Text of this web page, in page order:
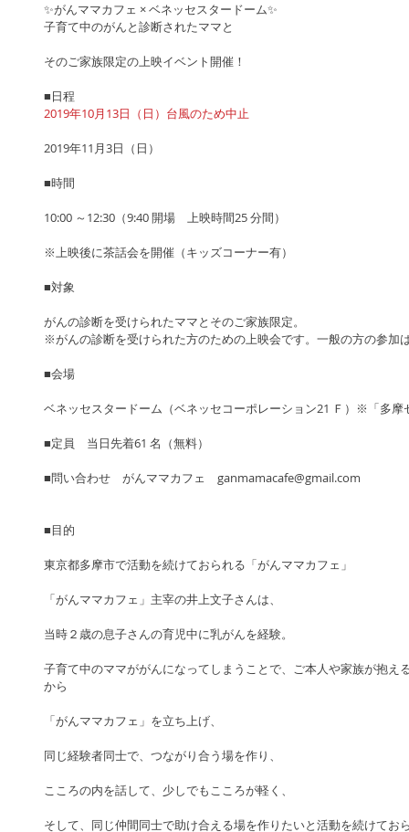
✨がんママカフェ × ベネッセスタードーム✨
子育て中のがんと診断されたママと
そのご家族限定の上映イベント開催！
■日程
2019年10月13日（日）台風のため中止
2019年11月3日（日）
■時間
10:00 ～12:30（9:40 開場　上映時間25 分間）
※上映後に茶話会を開催（キッズコーナー有）
■対象
がんの診断を受けられたママとそのご家族限定。
※がんの診断を受けられた方のための上映会です。一般の方の参加
■会場
ベネッセスタードーム（ベネッセコーポレーション21 Ｆ）※「多摩
■定員　当日先着61 名（無料）
■問い合わせ　がんママカフェ　ganmamacafe@gmail.com
■目的
東京都多摩市で活動を続けておられる「がんママカフェ」
「がんママカフェ」主宰の井上文子さんは、
当時２歳の息子さんの育児中に乳がんを経験。
子育て中のママががんになってしまうことで、ご本人や家族が抱え
から
「がんママカフェ」を立ち上げ、
同じ経験者同士で、つながり合う場を作り、
こころの内を話して、少しでもこころが軽く、
そして、同じ仲間同士で助け合える場を作りたいと活動を続けてお